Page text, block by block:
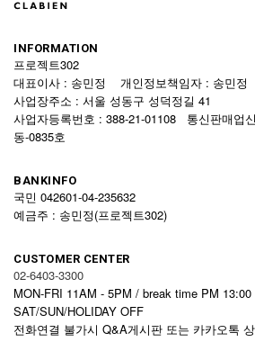
INFORMATION
프로젝트302
대표이사 : 송민정 개인정보책임자 : 송민정
사업장주소 : 서울 성동구 성덕정길 41
사업자등록번호 : 388-21-01108 통신판매업
동-0835호
BANKINFO
국민 042601-04-235632
예금주 : 송민정(프로젝트302)
CUSTOMER CENTER
02-6403-3300
MON-FRI 11AM - 5PM / break time PM
SAT/SUN/HOLIDAY OFF
전화연결 불가시 Q&A게시판 또는 카카오톡